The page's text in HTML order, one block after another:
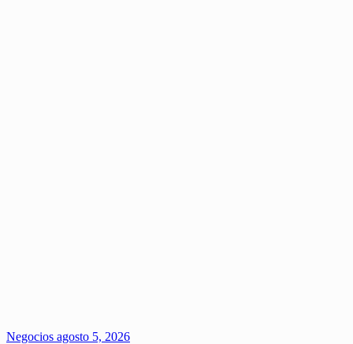
Negocios agosto 5, 2026